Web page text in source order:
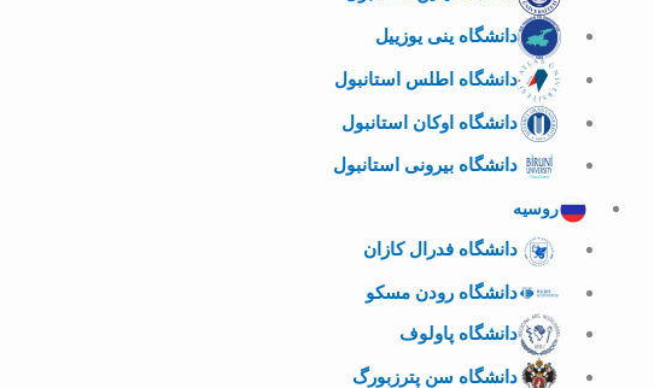
دانشگاه ینی یوزییل
دانشگاه اطلس استانبول
دانشگاه اوکان استانبول
دانشگاه بیرونی استانبول
روسیه
دانشگاه فدرال کازان
دانشگاه رودن مسکو
دانشگاه پاولوف
دانشگاه سن پترزبورگ